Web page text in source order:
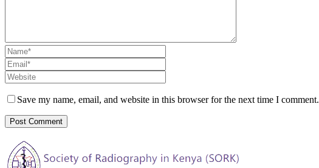
Save my name, email, and website in this browser for the next time I comment.